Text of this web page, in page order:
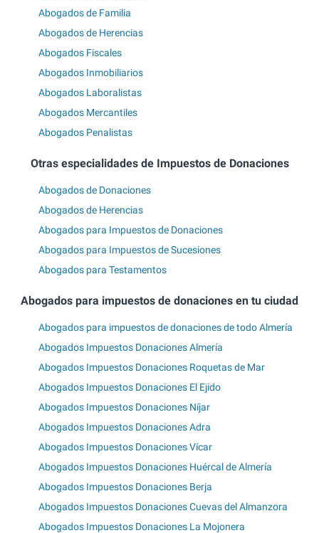
Abogados de Familia
Abogados de Herencias
Abogados Fiscales
Abogados Inmobiliarios
Abogados Laboralistas
Abogados Mercantiles
Abogados Penalistas
Otras especialidades de Impuestos de Donaciones
Abogados de Donaciones
Abogados de Herencias
Abogados para Impuestos de Donaciones
Abogados para Impuestos de Sucesiones
Abogados para Testamentos
Abogados para impuestos de donaciones en tu ciudad
Abogados para impuestos de donaciones de todo Almería
Abogados Impuestos Donaciones Almería
Abogados Impuestos Donaciones Roquetas de Mar
Abogados Impuestos Donaciones El Ejido
Abogados Impuestos Donaciones Níjar
Abogados Impuestos Donaciones Adra
Abogados Impuestos Donaciones Vícar
Abogados Impuestos Donaciones Huércal de Almería
Abogados Impuestos Donaciones Berja
Abogados Impuestos Donaciones Cuevas del Almanzora
Abogados Impuestos Donaciones La Mojonera